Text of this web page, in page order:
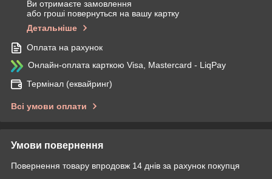
Ви отримаєте замовлення
або гроші повернуться на вашу картку
Детальніше
Оплата на рахунок
Онлайн-оплата карткою Visa, Mastercard - LiqPay
Термінал (еквайринг)
Всі умови оплати
Умови повернення
Повернення товару впродовж 14 днів за рахунок покупця